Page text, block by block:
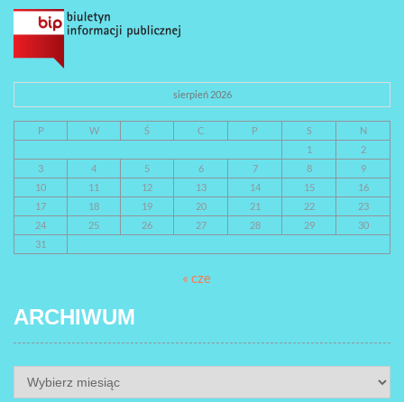
sierpień 2026
P W Ś C P S
N
1
2
3
4 5 6 7 8
9
10
11 12 13 14 15
16
17
18 19 20 21 22
23
24
25 26 27 28 29
30
31
« cze
ARCHIWUM
ARCHIWUM